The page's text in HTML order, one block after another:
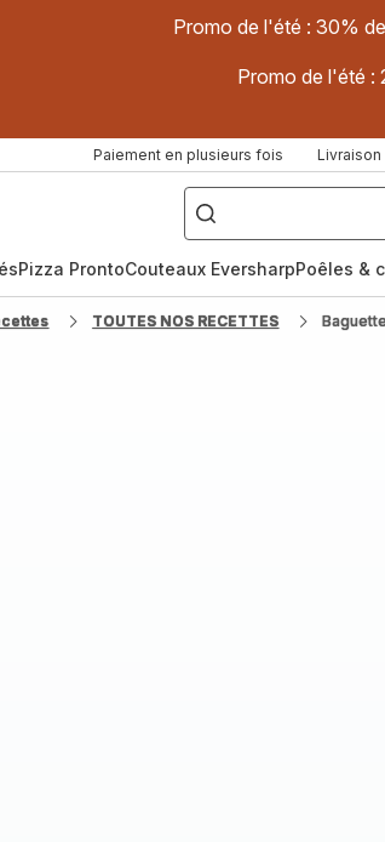
Promo de l'été : 30%
Promo de l'été :
Paiement en plusieurs fois
["Poêles
inox,
Cake
Factory,
Pizza ProntoCouteaux EversharpPoêles &
TOUTES NOS RECETTES